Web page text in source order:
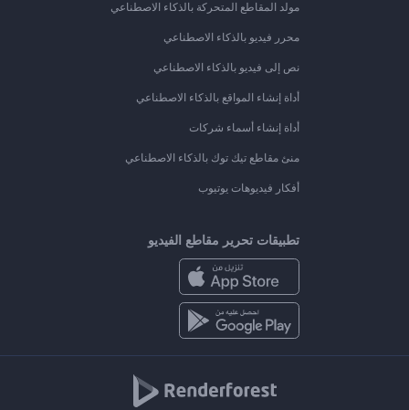
مولد المقاطع المتحركة بالذكاء الاصطناعي
محرر فيديو بالذكاء الاصطناعي
نص إلى فيديو بالذكاء الاصطناعي
أداة إنشاء المواقع بالذكاء الاصطناعي
أداة إنشاء أسماء شركات
منئ مقاطع تيك توك بالذكاء الاصطناعي
أفكار فيديوهات يوتيوب
تطبيقات تحرير مقاطع الفيديو